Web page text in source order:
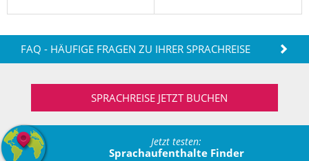
FAQ - HÄUFIGE FRAGEN ZU IHRER SPRACHREISE
SPRACHREISE JETZT BUCHEN
Jetzt testen:
Sprachaufenthalte Finder